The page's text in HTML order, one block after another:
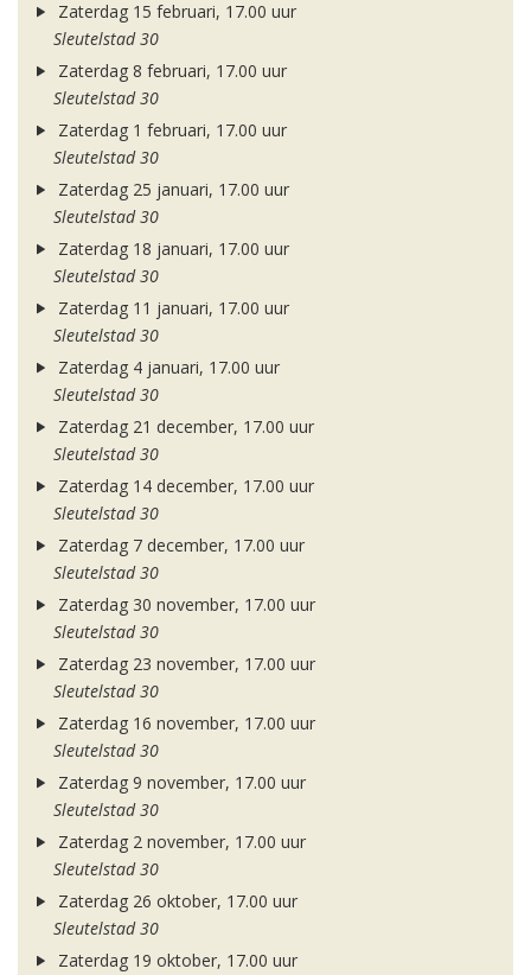
Zaterdag 15 februari, 17.00 uur
Sleutelstad 30
Zaterdag 8 februari, 17.00 uur
Sleutelstad 30
Zaterdag 1 februari, 17.00 uur
Sleutelstad 30
Zaterdag 25 januari, 17.00 uur
Sleutelstad 30
Zaterdag 18 januari, 17.00 uur
Sleutelstad 30
Zaterdag 11 januari, 17.00 uur
Sleutelstad 30
Zaterdag 4 januari, 17.00 uur
Sleutelstad 30
Zaterdag 21 december, 17.00 uur
Sleutelstad 30
Zaterdag 14 december, 17.00 uur
Sleutelstad 30
Zaterdag 7 december, 17.00 uur
Sleutelstad 30
Zaterdag 30 november, 17.00 uur
Sleutelstad 30
Zaterdag 23 november, 17.00 uur
Sleutelstad 30
Zaterdag 16 november, 17.00 uur
Sleutelstad 30
Zaterdag 9 november, 17.00 uur
Sleutelstad 30
Zaterdag 2 november, 17.00 uur
Sleutelstad 30
Zaterdag 26 oktober, 17.00 uur
Sleutelstad 30
Zaterdag 19 oktober, 17.00 uur